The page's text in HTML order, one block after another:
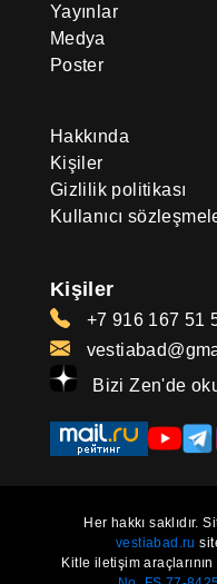
Yayınlar
Medya
Poster
Hakkında
Kişiler
Gizlilik politikası
Kullanıcı
Kişiler
+7 916 167 51
Bizi Zen'de
Her hakkı saklıdır.
vestiabad.ru
Kitle iletişim